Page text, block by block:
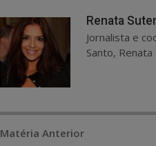
Renata Suter
Jornalista e
Santo,
Matéria Anterior